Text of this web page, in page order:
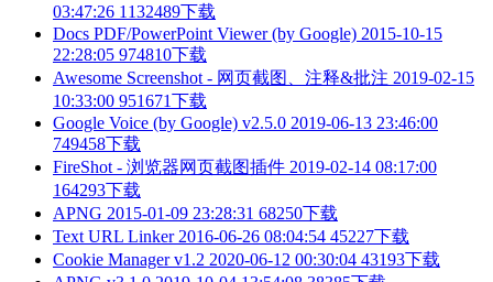
03:47:26 1132489下载
Docs PDF/PowerPoint Viewer (by Google) 2015-10-15
22:28:05 974810下载
Awesome Screenshot - 网页截图、注释&批注 2019-02-15
10:33:00 951671下载
Google Voice (by Google) v2.5.0 2019-06-13 23:46:00
749458下载
FireShot - 浏览器网页截图插件 2019-02-14 08:17:00
164293下载
APNG 2015-01-09 23:28:31 68250下载
Text URL Linker 2016-06-26 08:04:54 45227下载
Cookie Manager v1.2 2020-06-12 00:30:04 43193下载